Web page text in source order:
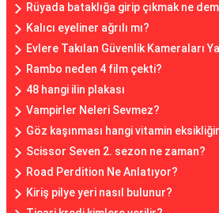
Rüyada bataklığa girip çıkmak ne
Kalıcı eyeliner ağrılı mı?
Evlere Takılan Güvenlik Kameraları
Rambo neden 4 film çekti?
48 hangi ilin plakası
Vampirler Neleri Sevmez?
Göz kaşınması hangi vitamin
Scissor Seven 2. sezon ne zaman?
Road Perdition Ne Anlatıyor?
Kiriş pilye yeri nasıl bulunur?